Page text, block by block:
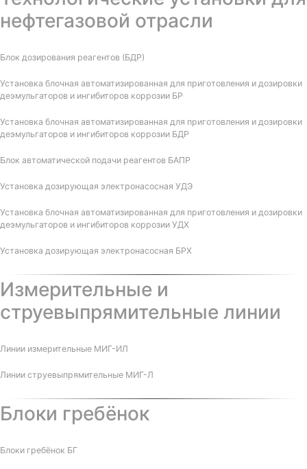
нефтегазовой отрасли
Блок дозирования реагентов (БДР)
Установка блочная автоматизированная для приготовления и дозировки
деэмульгаторов и ингибиторов коррозии БР
Установка блочная автоматизированная для приготовления и дозировки
деэмульгаторов и ингибиторов коррозии БДР
Блок автоматической подачи реагентов БАПР
Установка дозирующая электронасосная УДЭ
Установка блочная автоматизированная для приготовления и дозировки
деэмульгаторов и ингибиторов коррозии УДХ
Установка дозирующая электронасосная БРХ
Измерительные и
струевыпрямительные линии
Линии измерительные МИГ-ИЛ
Линии струевыпрямительные МИГ-Л
Блоки гребёнок
Блоки гребёнок БГ